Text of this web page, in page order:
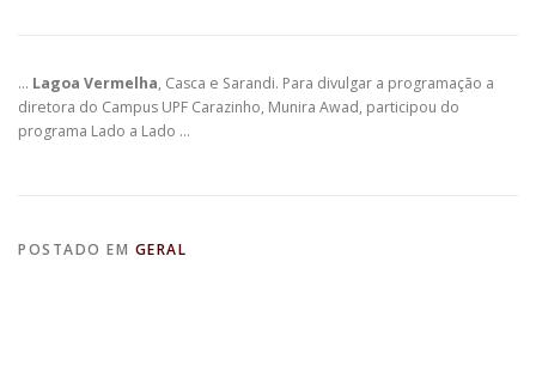
… Lagoa Vermelha, Casca e Sarandi. Para divulgar a programação a
diretora do Campus UPF Carazinho, Munira Awad, participou do
programa Lado a Lado …
POSTADO EM GERAL